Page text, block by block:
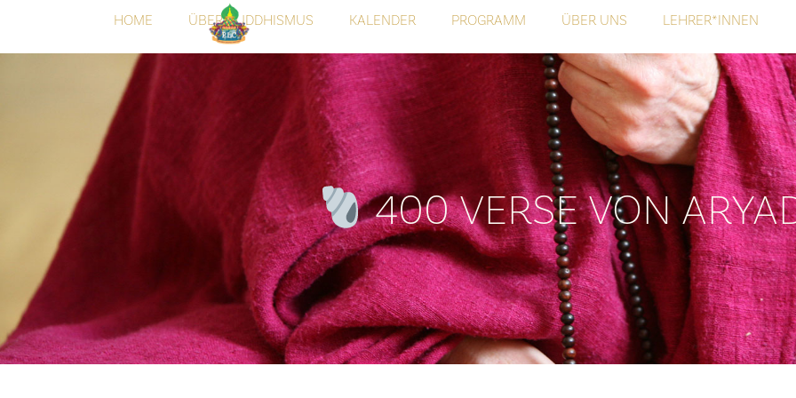
HOME ÜBER BUDDHISMUS KALENDER PROGRAMM ÜBER UNS LEHRER*INNEN
400 VERSE VON